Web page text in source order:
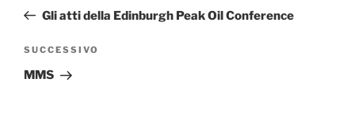
precedente:
Gli atti della Edinburgh Peak Oil Conference
Articolo
successivo
SUCCESSIVO
MMS